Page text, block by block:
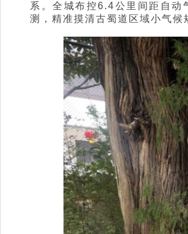
系。全城布控6.4公里间距自动
测，精准摸清古蜀道区域小气